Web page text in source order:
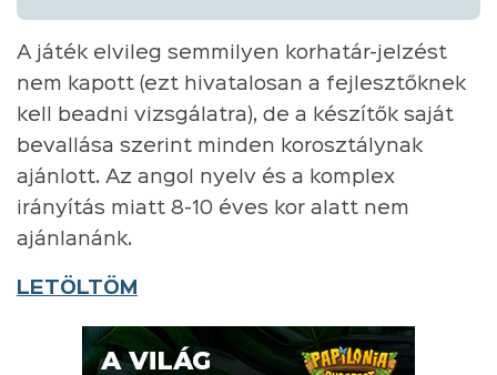
A játék elvileg semmilyen korhatár-jelzést
nem kapott (ezt hivatalosan a fejlesztőknek
kell beadni vizsgálatra), de a készítők saját
bevallása szerint minden korosztálynak
ajánlott. Az angol nyelv és a komplex
irányítás miatt 8-10 éves kor alatt nem
ajánlanánk.
LETÖLTÖM